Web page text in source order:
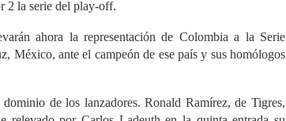
2 la serie del play-off.
ahora la representación de Colombia a la Serie
México, ante el campeón de ese país y sus homólogos
de los lanzadores. Ronald Ramírez, de Tigres,